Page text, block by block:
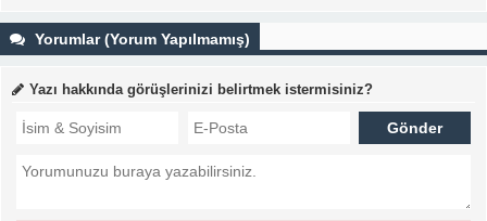
Yorumlar (Yorum Yapılmamış)
Yazı hakkında görüşlerinizi belirtmek istermisiniz?